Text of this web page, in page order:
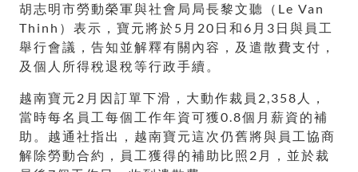
胡志明市勞動榮軍與社會局局長黎文聽（Le Van
Thinh）表示，寶元將於5月20日和6月3日與員工
舉行會議，告知並解釋有關內容，及遣散費支付，
及個人所得稅退稅等行政手續。
越南寶元2月因訂單下滑，大動作裁員2,358人，
當時每名員工每個工作年資可獲0.8個月薪資的補
助。越通社指出，越南寶元這次仍舊將與員工協商
解除勞動合約，員工獲得的補助比照2月，並於裁